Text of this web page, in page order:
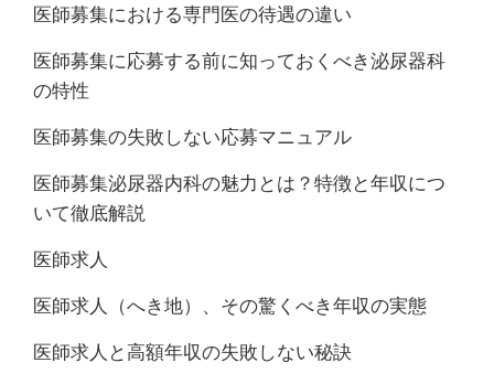
医師募集における専門医の待遇の違い
医師募集に応募する前に知っておくべき泌尿器科
の特性
医師募集の失敗しない応募マニュアル
医師募集泌尿器内科の魅力とは？特徴と年収につ
いて徹底解説
医師求人
医師求人（へき地）、その驚くべき年収の実態
医師求人と高額年収の失敗しない秘訣